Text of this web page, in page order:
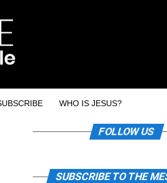
WHO IS JESUS?
FOLLOW US
SUBSCRIBE TO THE